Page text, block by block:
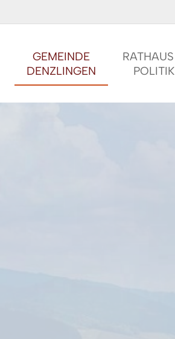
GEMEINDE
DENZLINGEN
POLITIK